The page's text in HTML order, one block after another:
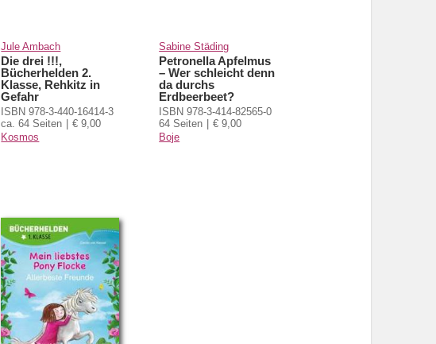
Jule Ambach
Die drei !!!,
Bücherhelden 2.
Klasse, Rehkitz in
Gefahr
ISBN 978-3-440-16414-3
ca. 64 Seiten
€ 9,00
Kosmos
Sabine Städing
Petronella Apfelmus
– Wer schleicht denn
da durchs
Erdbeerbeet?
ISBN 978-3-414-82565-0
64 Seiten
€ 9,00
Boje